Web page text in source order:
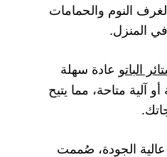
النوم والحمامات
المنزل.
الباتو عادة سهلة
آلية متاحة، مما يتيح
الجودة، صُممت